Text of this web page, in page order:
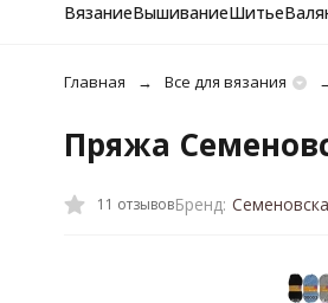
ВязаниеВышиваниеШитье
Главная Все для вязания
Пряжа
11 отзывовБренд: